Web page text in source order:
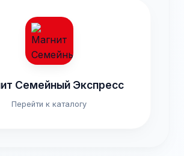
Семейный Экспресс
Перейти к каталогу